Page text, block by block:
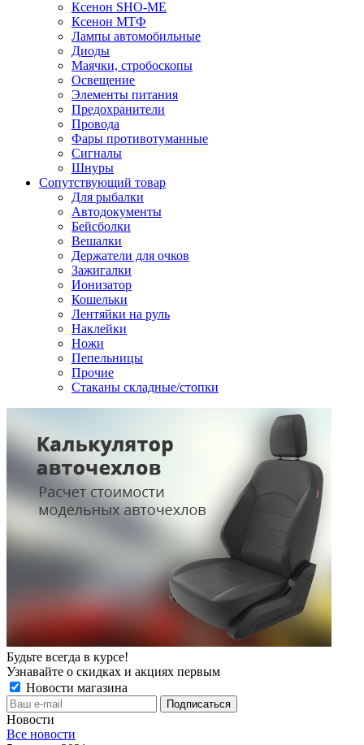
Ксенон SHO-ME
Ксенон МТФ
Лампы автомобильные
Диоды
Маячки, стробоскопы
Освещение
Элементы питания
Предохранители
Провода
Фары противотуманные
Сигналы
Шнуры
Сопутствующий товар
Для рыбалки
Автодокументы
Бейсболки
Вешалки
Держатели для очков
Зажигалки
Ионизатор
Кошельки
Лентяйки на руль
Наклейки
Ножи
Пепельницы
Прочие
Стаканы складные/стопки
Будьте всегда в курсе!
Узнавайте о скидках и акциях первым
Новости магазина
Новости
Все новости